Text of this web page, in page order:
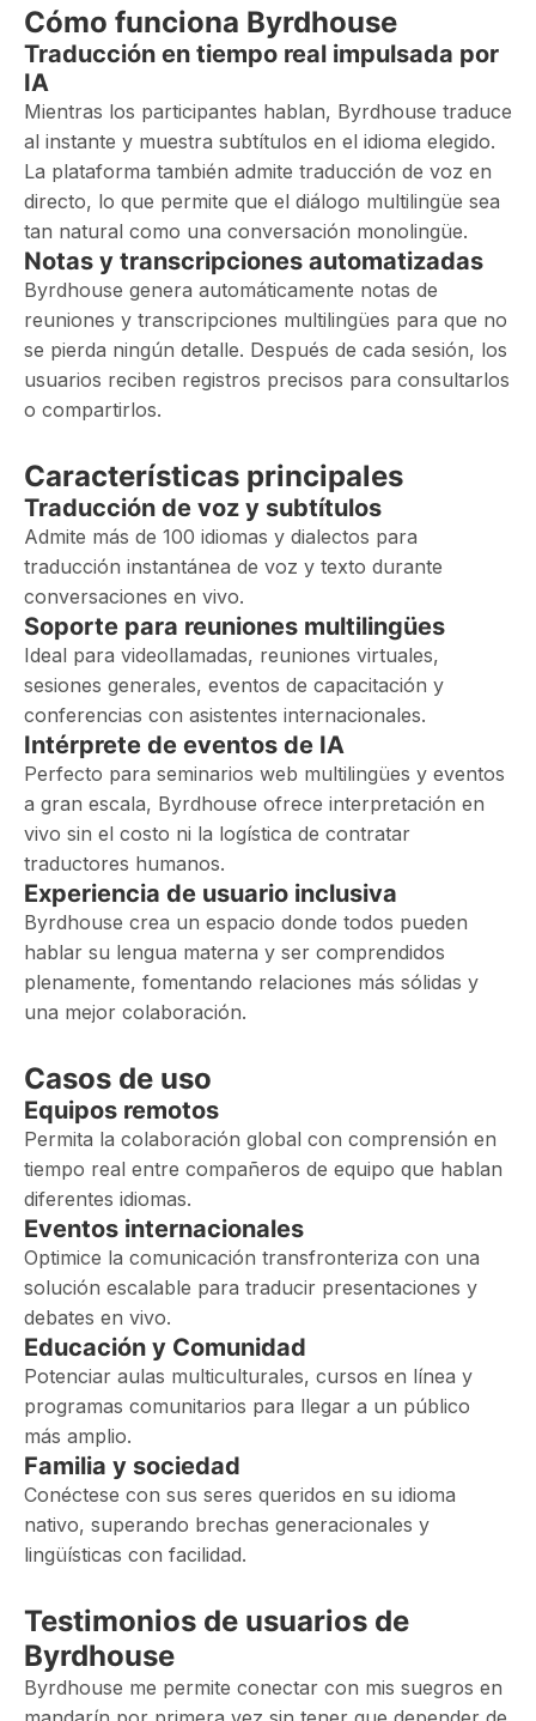
Cómo funciona Byrdhouse
Traducción en tiempo real impulsada por
IA
Mientras los participantes hablan, Byrdhouse traduce
al instante y muestra subtítulos en el idioma elegido.
La plataforma también admite traducción de voz en
directo, lo que permite que el diálogo multilingüe sea
tan natural como una conversación monolingüe.
Notas y transcripciones automatizadas
Byrdhouse genera automáticamente notas de
reuniones y transcripciones multilingües para que no
se pierda ningún detalle. Después de cada sesión, los
usuarios reciben registros precisos para consultarlos
o compartirlos.
Características principales
Traducción de voz y subtítulos
Admite más de 100 idiomas y dialectos para
traducción instantánea de voz y texto durante
conversaciones en vivo.
Soporte para reuniones multilingües
Ideal para videollamadas, reuniones virtuales,
sesiones generales, eventos de capacitación y
conferencias con asistentes internacionales.
Intérprete de eventos de IA
Perfecto para seminarios web multilingües y eventos
a gran escala, Byrdhouse ofrece interpretación en
vivo sin el costo ni la logística de contratar
traductores humanos.
Experiencia de usuario inclusiva
Byrdhouse crea un espacio donde todos pueden
hablar su lengua materna y ser comprendidos
plenamente, fomentando relaciones más sólidas y
una mejor colaboración.
Casos de uso
Equipos remotos
Permita la colaboración global con comprensión en
tiempo real entre compañeros de equipo que hablan
diferentes idiomas.
Eventos internacionales
Optimice la comunicación transfronteriza con una
solución escalable para traducir presentaciones y
debates en vivo.
Educación y Comunidad
Potenciar aulas multiculturales, cursos en línea y
programas comunitarios para llegar a un público
más amplio.
Familia y sociedad
Conéctese con sus seres queridos en su idioma
nativo, superando brechas generacionales y
lingüísticas con facilidad.
Testimonios de usuarios de
Byrdhouse
Byrdhouse me permite conectar con mis suegros en